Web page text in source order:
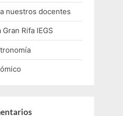
nuestros docentes
Rifa IEGS